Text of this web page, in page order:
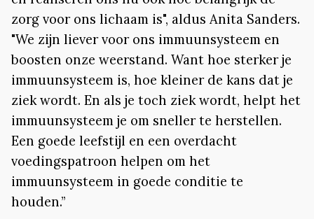
zorg voor ons lichaam is", aldus Anita Sanders.
"We zijn liever voor ons immuunsysteem en
boosten onze weerstand. Want hoe sterker je
immuunsysteem is, hoe kleiner de kans dat je
ziek wordt. En als je toch ziek wordt, helpt het
immuunsysteem je om sneller te herstellen.
Een goede leefstijl en een overdacht
voedingspatroon helpen om het
immuunsysteem in goede conditie te
houden.”